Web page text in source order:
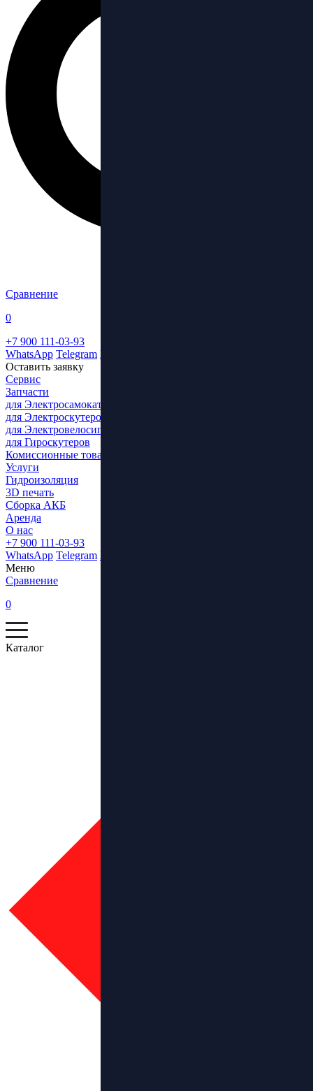
Сравнение
0
+7 900 111-03-93
WhatsApp Telegram ВКонтакте
Оставить заявку
Сервис
Запчасти
для Электросамокатов
для Электроскутеров
для Электровелосипедов
для Гироскутеров
Комиссионные товары
Услуги
Гидроизоляция
3D печать
Сборка АКБ
Аренда
О нас
+7 900 111-03-93
WhatsApp Telegram ВКонтакте
Меню
Сравнение
0
Каталог